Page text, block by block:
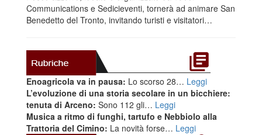
Communications e Sedicieventi, tornerà ad animare San
Benedetto del Tronto, invitando turisti e visitatori…
Enoagricola va in pausa: Lo scorso 28… Leggi
L’evoluzione di una storia secolare in un bicchiere:
tenuta di Arceno: Sono 112 gli… Leggi
Musica a ritmo di funghi, tartufo e Nebbiolo alla
Trattoria del Cimino: La novità forse… Leggi